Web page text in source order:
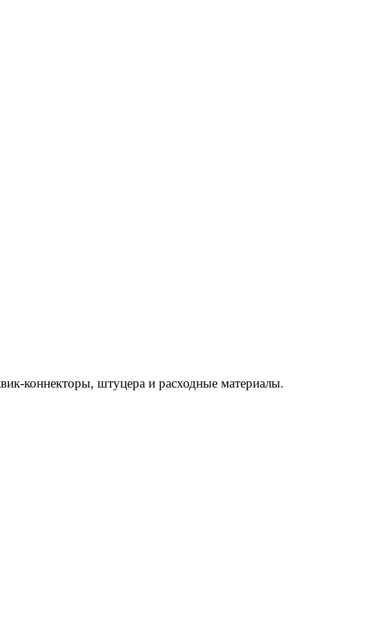
коннекторы, штуцера и расходные материалы.